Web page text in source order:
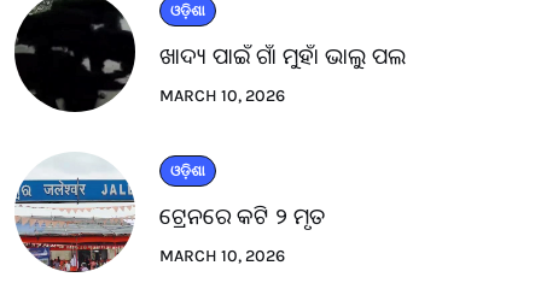
ଓଡ଼ିଶା
ଖାଦ୍ୟ ପାଇଁ ଗାଁ ମୁହାଁ ଭାଲୁ ପଲ
MARCH 10, 2026
ଓଡ଼ିଶା
ଟ୍ରେନରେ କଟି ୨ ମୃତ
MARCH 10, 2026